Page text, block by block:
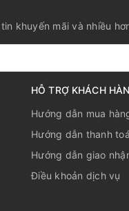
khuyến mãi và nhiều
HỖ TRỢ KHÁCH
Hướng dẫn mua
Hướng dẫn thanh
Hướng dẫn giao
Điều khoản dịch vụ